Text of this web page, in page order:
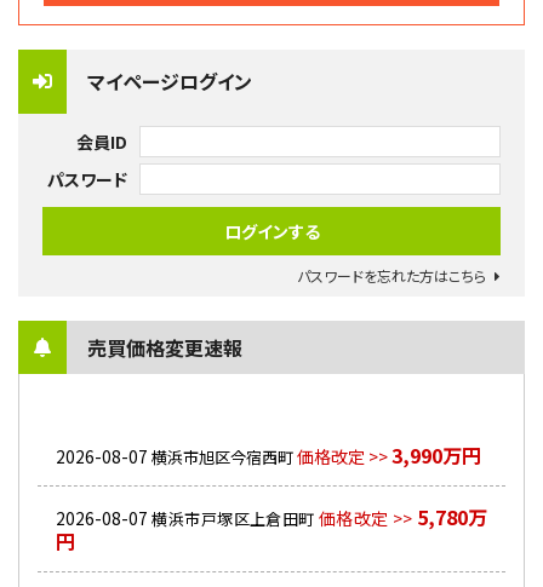
マイページログイン
会員ID
パスワード
パスワードを忘れた方はこちら
売買価格変更速報
2026-08-07 横浜市旭区今宿西町価格改定 >>3,990万円
2026-08-07 横浜市戸塚区上倉田町 価格改定 >> 5,780万
円